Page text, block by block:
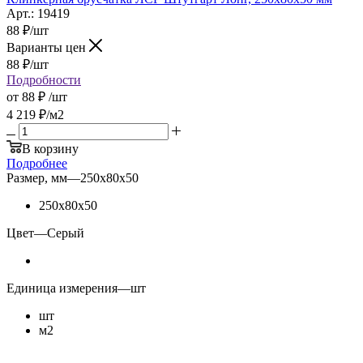
Арт.: 19419
88 ₽/шт
Варианты цен
88 ₽/шт
Подробности
от 88 ₽ /шт
4 219 ₽/м2
В корзину
Подробнее
Размер, мм—250x80x50
250x80x50
Цвет—Серый
Единица измерения—шт
шт
м2